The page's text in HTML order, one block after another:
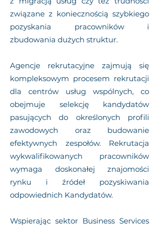
związane z koniecznością szybkiego
pozyskania pracowników i
zbudowania dużych struktur.
Agencje rekrutacyjne zajmują się
kompleksowym procesem rekrutacji
dla centrów usług wspólnych, co
obejmuje selekcję kandydatów
pasujących do określonych profili
zawodowych oraz budowanie
efektywnych zespołów. Rekrutacja
wykwalifikowanych pracowników
wymaga doskonałej znajomości
rynku i źródeł pozyskiwania
odpowiednich Kandydatów.
Wspierając sektor Business Services